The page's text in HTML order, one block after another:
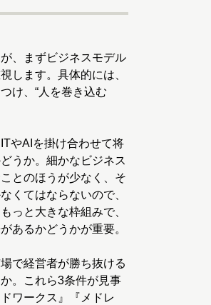
、まずビジネスモデル
します。具体的には、
け、“人を巻き込む
やAIを掛け合わせて将
うか。細かなビジネス
とのほうが少なく、そ
くてはならないので、
っと大きな枠組みで、
あるかどうかが重要。
で経営者が勝ち抜ける
。これら3条件が見事
ワークス』『メドレ